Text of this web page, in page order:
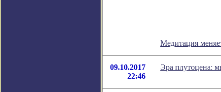
Медитация
09.10.2017
22:46
Эра плутоцена: